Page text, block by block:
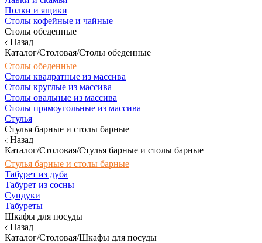
Полки и ящики
Столы кофейные и чайные
Столы обеденные
Назад
Каталог/Столовая/Столы обеденные
Столы обеденные
Столы квадратные из массива
Столы круглые из массива
Столы овальные из массива
Столы прямоугольные из массива
Стулья
Стулья барные и столы барные
Назад
Каталог/Столовая/Стулья барные и столы барные
Стулья барные и столы барные
Табурет из дуба
Табурет из сосны
Сундуки
Табуреты
Шкафы для посуды
Назад
Каталог/Столовая/Шкафы для посуды